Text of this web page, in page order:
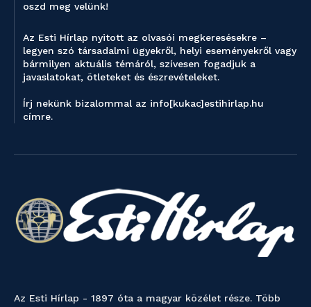
oszd meg velünk!
Az Esti Hírlap nyitott az olvasói megkeresésekre –
legyen szó társadalmi ügyekről, helyi eseményekről vagy
bármilyen aktuális témáról, szívesen fogadjuk a
javaslatokat, ötleteket és észrevételeket.
Írj nekünk bizalommal az info[kukac]estihirlap.hu
címre.
Az Esti Hírlap - 1897 óta a magyar közélet része. Több